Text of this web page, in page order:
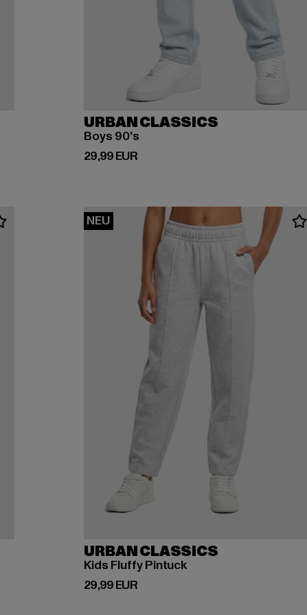
URBAN CLASSICS
Boys 90's
29,99 EUR
Derzeitiger Preis: 29,99 EUR
NEU
URBAN CLASSICS
Kids Fluffy Pintuck
29,99 EUR
Derzeitiger Preis: 29,99 EUR